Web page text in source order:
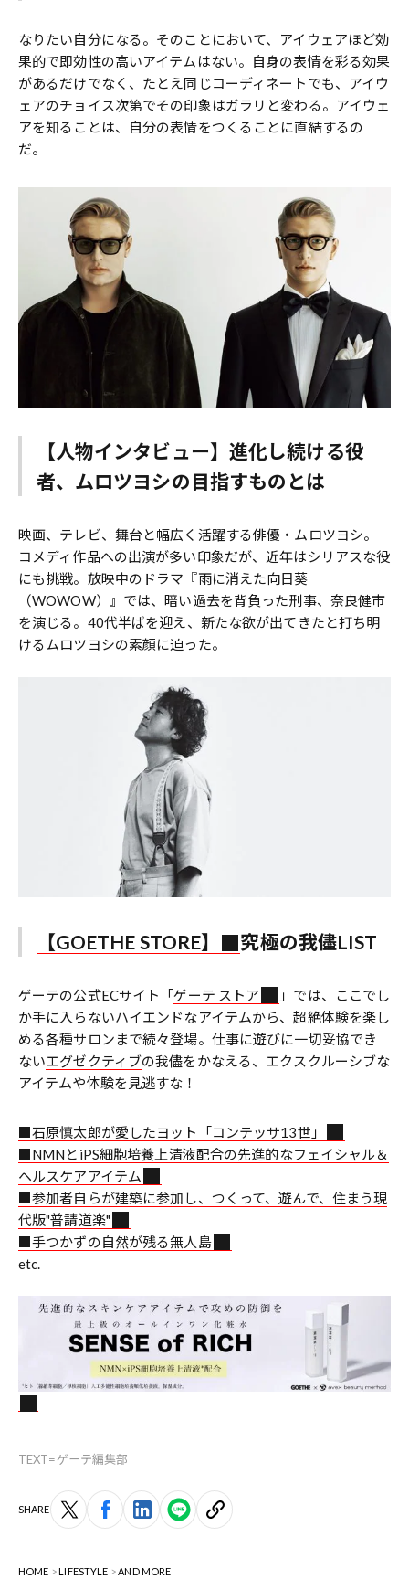
なりたい自分になる。そのことにおいて、アイウェアほど効
果的で即効性の高いアイテムはない。自身の表情を彩る効果
があるだけでなく、たとえ同じコーディネートでも、アイウ
ェアのチョイス次第でその印象はガラリと変わる。アイウェ
アを知ることは、自分の表情をつくることに直結するの
だ。
【人物インタビュー】進化し続ける役
者、ムロツヨシの目指すものとは
映画、テレビ、舞台と幅広く活躍する俳優・ムロツヨシ。
コメディ作品への出演が多い印象だが、近年はシリアスな役
にも挑戦。放映中のドラマ『雨に消えた向日葵
（WOWOW）』では、暗い過去を背負った刑事、奈良健市
を演じる。40代半ばを迎え、新たな欲が出てきたと打ち明
けるムロツヨシの素顔に迫った。
【GOETHE STORE】 究極の我儘LIST
ゲーテの公式ECサイト「ゲーテ ストア
」では、ここでし
か手に入らないハイエンドなアイテムから、超絶体験を楽し
める各種サロンまで続々登場。仕事に遊びに一切妥協でき
ないエグゼクティブの我儘をかなえる、エクスクルーシブな
アイテムや体験を見逃すな！
■石原慎太郎が愛したヨット「コンテッサ13世」
■NMNとiPS細胞培養上清液配合の先進的なフェイシャル＆
ヘルスケアアイテム
■参加者自らが建築に参加し、つくって、遊んで、住まう現
代版"普請道楽"
■手つかずの自然が残る無人島
etc.
TEXT=ゲーテ編集部
SHARE
HOME LIFESTYLE
AND MORE